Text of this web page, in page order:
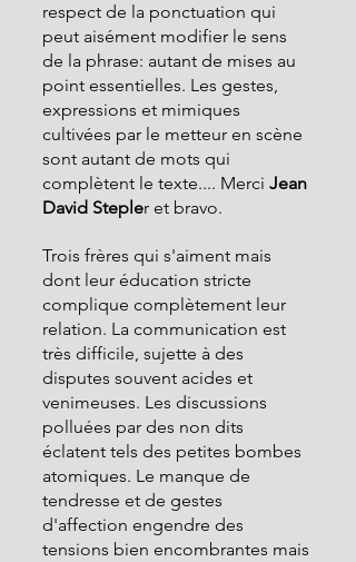
respect de la ponctuation qui
peut aisément modifier le sens
de la phrase: autant de mises au
point essentielles. Les gestes,
expressions et mimiques
cultivées par le metteur en scène
sont autant de mots qui
complètent le texte.... Merci Jean
David Stepler et bravo.
Trois frères qui s'aiment mais
dont leur éducation stricte
complique complètement leur
relation. La communication est
très difficile, sujette à des
disputes souvent acides et
venimeuses. Les discussions
polluées par des non dits
éclatent tels des petites bombes
atomiques. Le manque de
tendresse et de gestes
d'affection engendre des
tensions bien encombrantes mais